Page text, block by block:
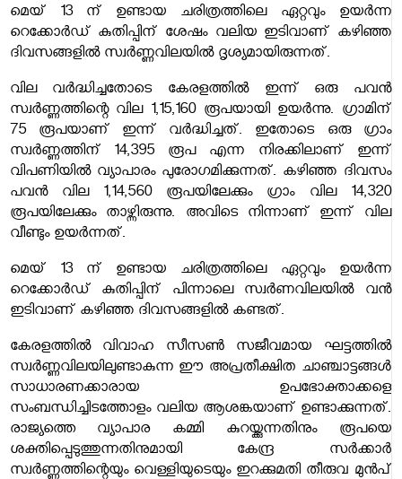
മെയ് 13 ന് ഉണ്ടായ ചരിത്രത്തിലെ ഏറ്റവും ഉയർന്ന
റെക്കോർഡ് കുതിപ്പിന് ശേഷം വലിയ ഇടിവാണ് കഴിഞ്ഞ
ദിവസങ്ങളിൽ സ്വർണ്ണവിലയിൽ ദൃശ്യമായിരുന്നത്.
വില വർദ്ധിച്ചതോടെ കേരളത്തിൽ ഇന്ന് ഒരു പവൻ
സ്വർണ്ണത്തിന്റെ വില 1,15,160 രൂപയായി ഉയർന്നു. ഗ്രാമിന്
75 രൂപയാണ് ഇന്ന് വർദ്ധിച്ചത്. ഇതോടെ ഒരു ഗ്രാം
സ്വർണ്ണത്തിന് 14,395 രൂപ എന്ന നിരക്കിലാണ് ഇന്ന്
വിപണിയിൽ വ്യാപാരം പുരോഗമിക്കുന്നത്. കഴിഞ്ഞ ദിവസം
പവൻ വില 1,14,560 രൂപയിലേക്കും ഗ്രാം വില 14,320
രൂപയിലേക്കും താഴ്ന്നിരുന്നു. അവിടെ നിന്നാണ് ഇന്ന് വില
വീണ്ടും ഉയർന്നത്.
മെയ് 13 ന് ഉണ്ടായ ചരിത്രത്തിലെ ഏറ്റവും ഉയർന്ന
റെക്കോർഡ് കുതിപ്പിന് പിന്നാലെ സ്വർണവിലയിൽ വൻ
ഇടിവാണ് കഴിഞ്ഞ ദിവസങ്ങളിൽ കണ്ടത്.
കേരളത്തിൽ വിവാഹ സീസൺ സജീവമായ ഘട്ടത്തിൽ
സ്വർണ്ണവിലയിലുണ്ടാകുന്ന ഈ അപ്രതീക്ഷിത ചാഞ്ചാട്ടങ്ങൾ
സാധാരണക്കാരായ ഉപഭോക്താക്കളെ
സംബന്ധിച്ചിടത്തോളം വലിയ ആശങ്കയാണ് ഉണ്ടാക്കുന്നത്.
രാജ്യത്തെ വ്യാപാര കമ്മി കുറയ്ക്കുന്നതിനും രൂപയെ
ശക്തിപ്പെടുത്തുന്നതിനുമായി കേന്ദ്ര സർക്കാർ
സ്വർണ്ണത്തിന്റെയും വെള്ളിയുടെയും ഇറക്കുമതി തീരുവ മുൻപ്